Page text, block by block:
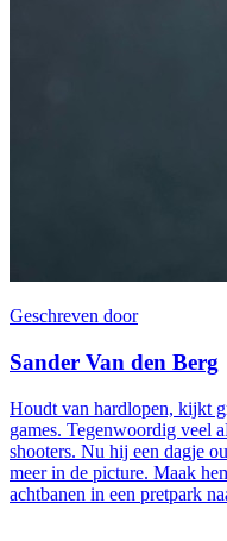
Geschreven door
Sander Van den Berg
Houdt van hardlopen, kijkt
games. Tegenwoordig veel
shooters. Nu hij een dagje
meer in de picture. Maak
achtbanen in een pretpark